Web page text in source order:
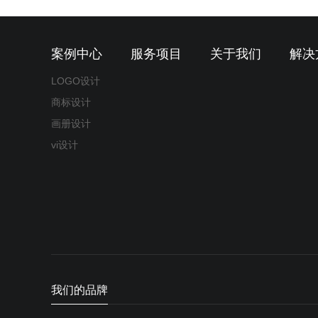
案例中心
LOGO设计
商标设计
画册设计
vi设计
服务项目 关于我们 解决
我们的品牌